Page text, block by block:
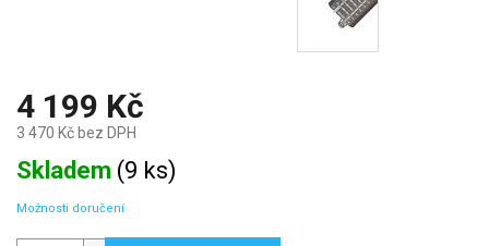
4 199 Kč
3 470 Kč bez DPH
Měrná
cena:
Skladem (9 ks)
Možnosti doručení